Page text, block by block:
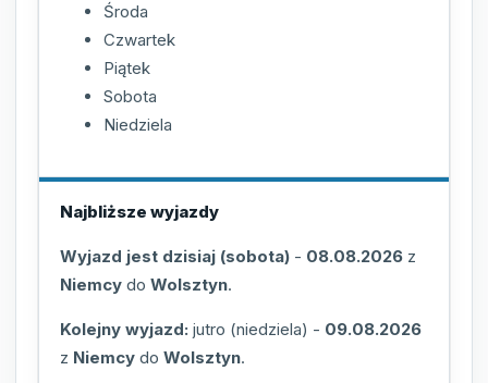
Środa
Czwartek
Piątek
Sobota
Niedziela
Najbliższe wyjazdy
Wyjazd jest dzisiaj (sobota) - 08.08.2026 z
Niemcy do Wolsztyn.
Kolejny wyjazd: jutro (niedziela) - 09.08.2026
z Niemcy do Wolsztyn.